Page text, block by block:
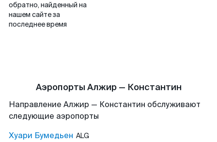
обратно, найденный на
нашем сайте за
последнее время
Аэропорты Алжир — Константин
Направление Алжир — Константин обслуживают
следующие аэропорты
Хуари Бумедьен ALG